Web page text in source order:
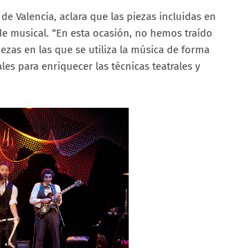
Valencia, aclara que las piezas incluidas en
musical. “En esta ocasión, no hemos traído
en las que se utiliza la música de forma
para enriquecer las técnicas teatrales y